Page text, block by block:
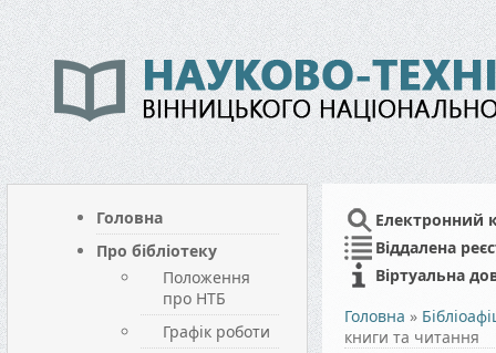
Головна
Про бібліотеку
Положення
про НТБ
Графік роботи
Електронний
Віддалена
Віртуальна
Головна »
книги та читання